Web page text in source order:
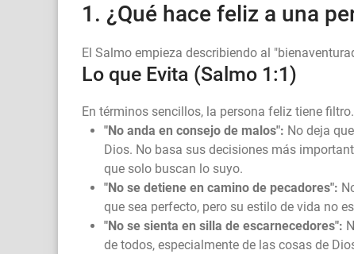
1. ¿Qué hace feliz a una
El Salmo empieza describiendo al
Lo que Evita (Salmo 1:1)
En términos sencillos, la persona feliz tiene
"No anda en consejo de malos": No deja
Dios. No basa sus decisiones más
que solo buscan lo suyo.
"No se detiene en camino de pecadores":
que sea perfecto, pero su estilo de vida no es
"No se sienta en silla de escarnecedores":
de todos, especialmente de las cosas de